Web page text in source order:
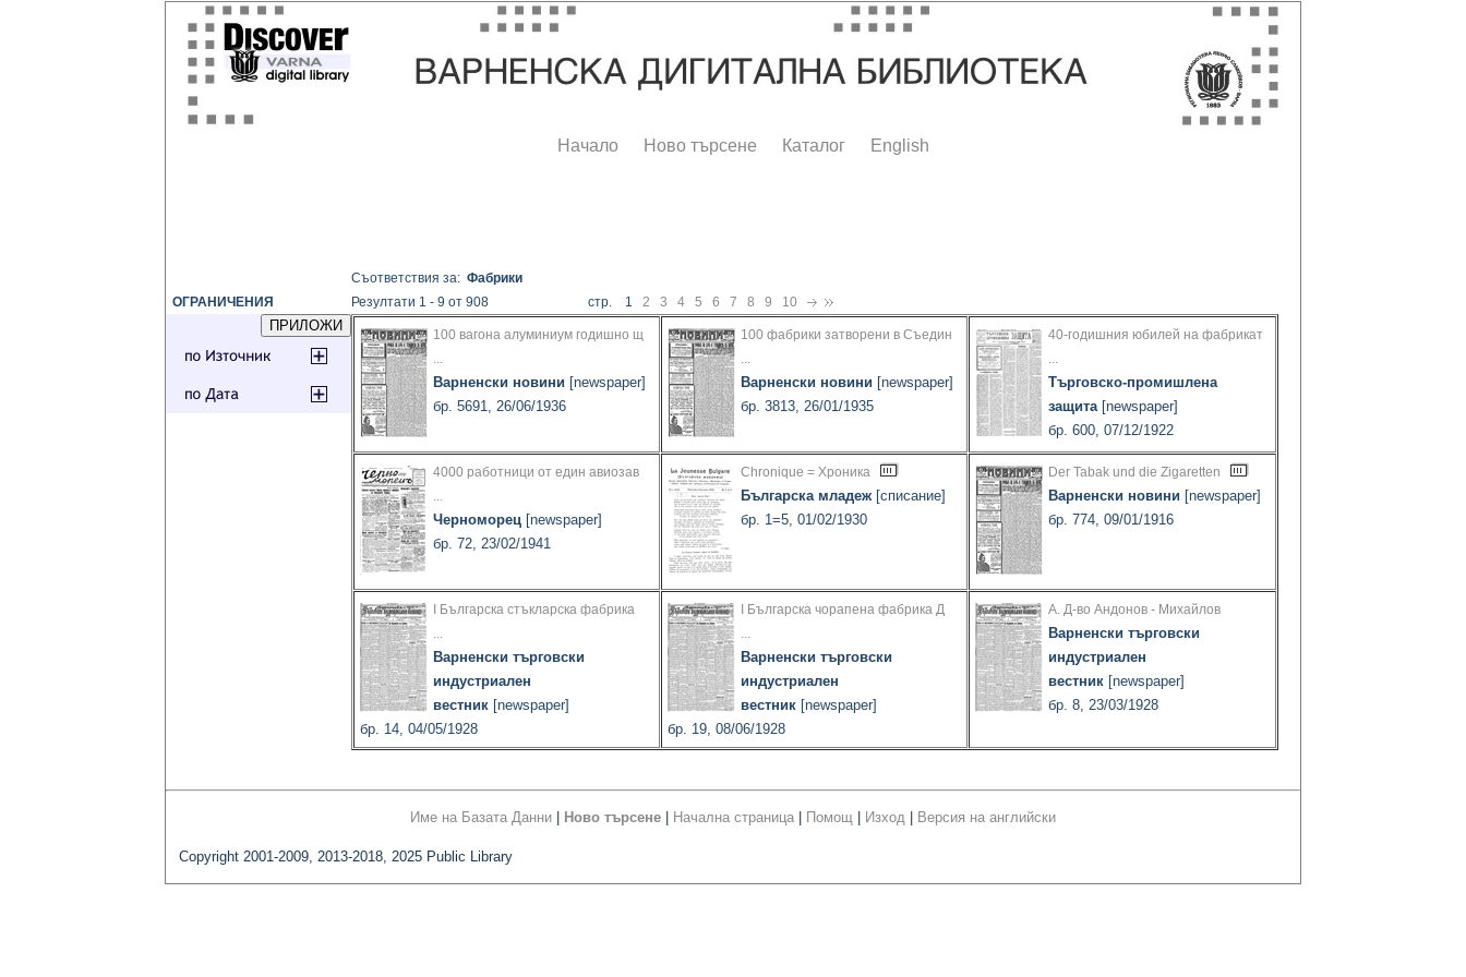
Начало Ново търсене Каталог English
ОГРАНИЧЕНИЯ
Съответствия за: Фабрики
Резултати 1 - 9 от 908
стр. 1 2 3 4 5 6 7 8 9 10
100 вагона алуминиум годишно щ
...
Варненски новини [newspaper]
бр. 5691, 26/06/1936
100 фабрики затворени в Съедин
...
Варненски новини [newspaper]
бр. 3813, 26/01/1935
40-годишния юбилей на фабрикат
...
Търговско-промишлена
защита[newspaper]
бр. 600, 07/12/1922
4000 работници от един авиозав
...
Черноморец [newspaper]
бр. 72, 23/02/1941
Chronique = Хроника
Българска младеж [списание]
бр. 1=5, 01/02/1930
Der Tabak und die Zigaretten
Варненски новини [newspaper]
бр. 774, 09/01/1916
I Българска стъкларска фабрика
...
Варненски търговски
индустриален
вестник [newspaper]
бр. 14, 04/05/1928
I Българска чорапена фабрика Д
...
Варненски търговски
индустриален
вестник [newspaper]
бр. 19, 08/06/1928
А. Д-во Андонов - Михайлов
Варненски търговски
индустриален
вестник [newspaper]
бр. 8, 23/03/1928
Име на Базата Данни Ново търсене Начална страница Помощ Изход Версия на английски
Copyright 2001-2009, 2013-2018, 2025 Public Library